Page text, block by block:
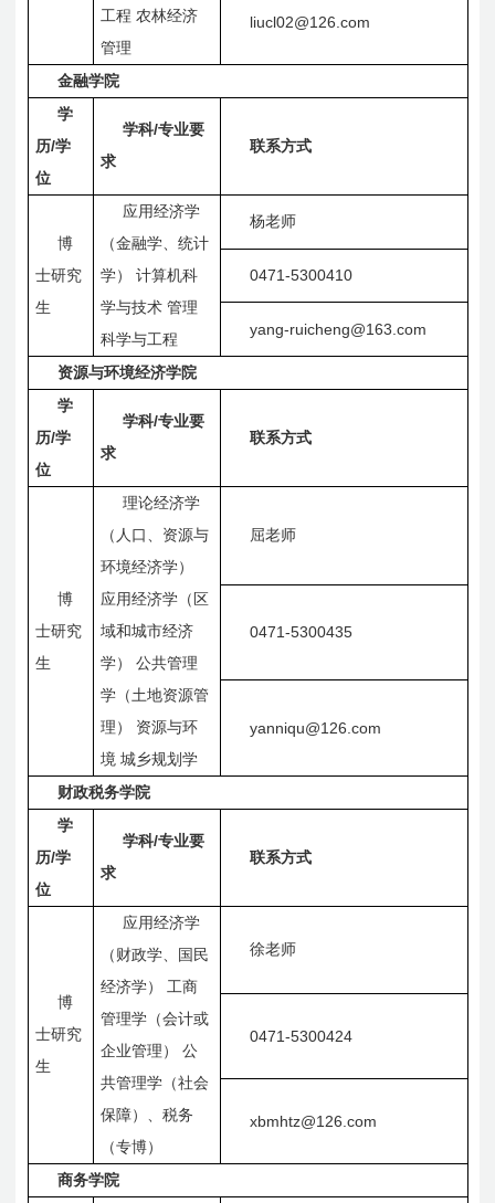
工程 农林经济
管理
liucl02@126.com
金融学院
学
历/学
位
学科/专业要
求
联系方式
博
士研究
生
应用经济学
（金融学、统计
学）
计算机科
学与技术 管理
科学与工程
杨老师
0471-5300410
yang-ruicheng@163.com
资源与环境经济学院
学
历/学
位
学科/专业要
求
联系方式
博
士研究
生
理论经济学
（人口、资源与
环境经济学）
应用经济学（区
域和城市经济
学）
公共管理
学（土地资源管
理）
资源与环
境 城乡规划学
屈老师
0471-5300435
yanniqu@126.com
财政税务学院
学
历/学
位
学科/专业要
求
联系方式
博
士研究
生
应用经济学
（财政学、国民
经济学）
工商
管理学（会计或
企业管理）
公
共管理学（社会
保障）、税务
（专博）
徐老师
0471-5300424
xbmhtz@126.com
商务学院